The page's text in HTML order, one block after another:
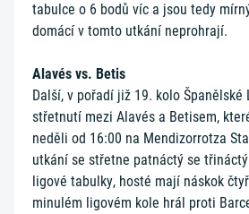
tabulce o 6 bodů víc a jsou tedy
domácí v tomto utkání neprohrají.
Alavés vs. Betis
Další, v pořadí již 19. kolo Španělské
střetnutí mezi Alavés a Betisem,
neděli od 16:00 na Mendizorrotza
utkání se střetne patnáctý se
ligové tabulky, hosté mají náskok
minulém ligovém kole hrál proti